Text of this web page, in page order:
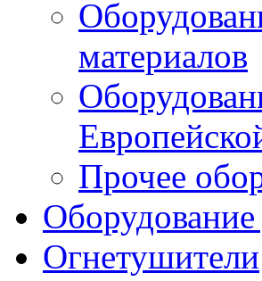
материалов
Прочее
Огнетушители